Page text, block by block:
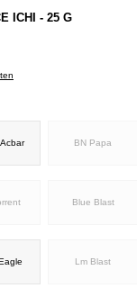
ICHI - 25 G
BN Papa
Blue Blast
Lm Blast